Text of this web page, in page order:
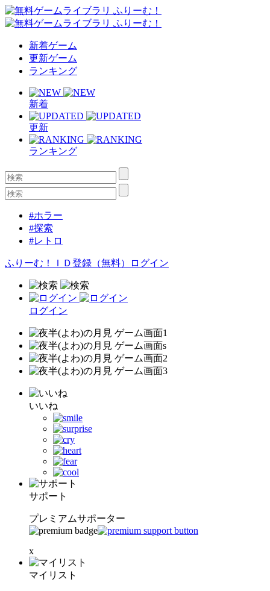
新着ゲーム
更新ゲーム
ランキング
新着
更新
ランキング
#ホラー
#探索
#レトロ
ふりーむ！ＩＤ登録（無料） ログイン
ログイン
いいね
サポート
プレミアムサポーター
x
マイリスト